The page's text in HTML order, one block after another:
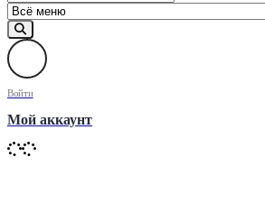
Войти
Мой аккаунт